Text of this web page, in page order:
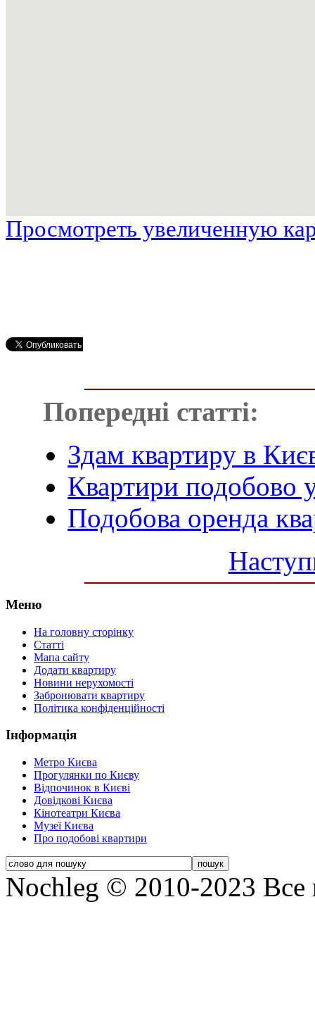
Просмотреть увеличенную
Попередні статті:
Здам квартиру в
Квартири подобово
Подобова оренда
Меню
На головну сторінку
Статті
Мапа сайту
Додати квартиру
Новини нерухомості
Забронювати квартиру
Політика конфіденційності
Інформація
Метро Києва
Прогулянки по Києву
Відпочинок в Києві
Довідкові Києва
Кінотеатри Києва
Музеї Києва
Про подобові квартири
Nochleg © 2010-2023